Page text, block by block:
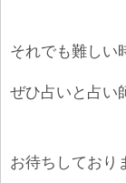
それでも難しい
ぜひ占いと占い
お待ちしており